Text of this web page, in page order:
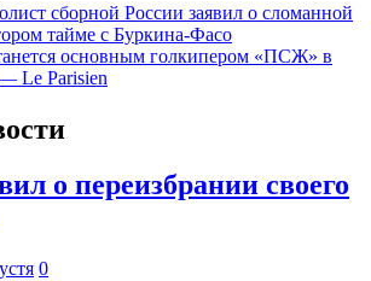
сборной России заявил о сломанной
тайме с Буркина-Фасо
основным голкипером «ПСЖ» в
Le Parisien
о переизбрании своего
0